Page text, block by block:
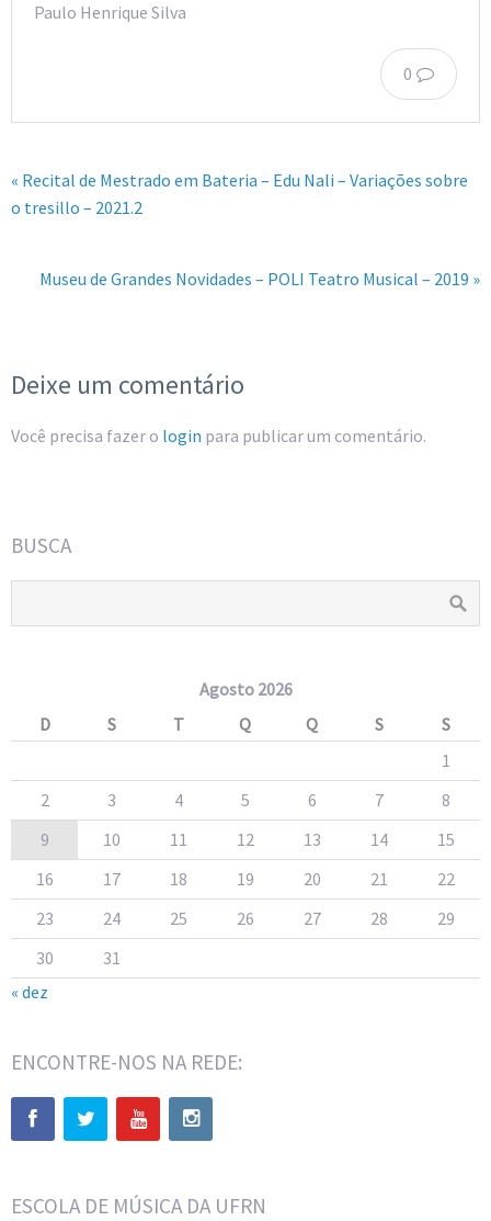
Paulo Henrique Silva
0
« Recital de Mestrado em Bateria – Edu Nali – Variações sobre
o tresillo – 2021.2
Museu de Grandes Novidades – POLI Teatro Musical – 2019 »
Deixe um comentário
Você precisa fazer o login para publicar um comentário.
BUSCA
Agosto 2026
D
S T Q Q S
S
1
2
3 4 5 6 7
8
9
10 11 12 13 14
15
16
17 18 19 20 21
22
23
24 25 26 27 28
29
30
31
« dez
ENCONTRE-NOS NA REDE:
ESCOLA DE MÚSICA DA UFRN